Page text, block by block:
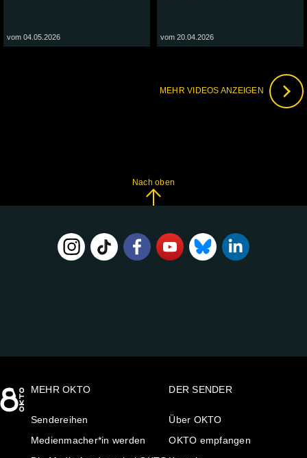
vom 04.05.2026 vom 20.04.2026
MEHR VIDEOS ANZEIGEN
Nach oben
MEHR OKTO
Sendereihen
Medienmacher*in werden
DER SENDER
Über OKTO
OKTO empfangen